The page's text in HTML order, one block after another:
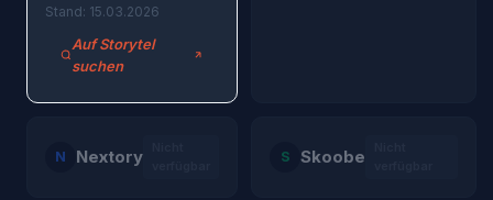
Stand: 15.03.2026
Auf Storytel
suchen
N Nextory S Skoobe